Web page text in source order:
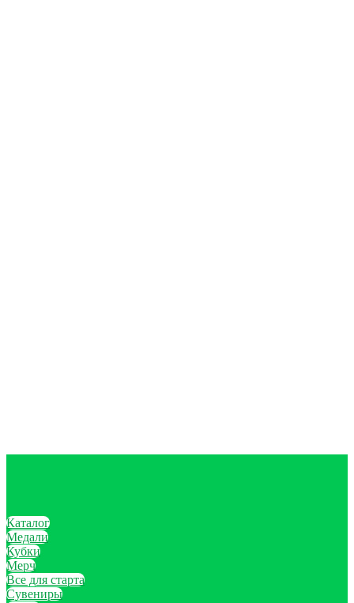
Каталог
Медали
Кубки
Мерч
Все для старта
Сувениры